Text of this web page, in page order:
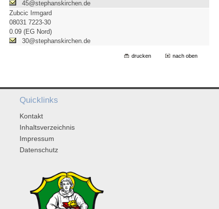
45@stephanskirchen.de
Zubcic Irmgard
08031 7223-30
0.09 (EG Nord)
30@stephanskirchen.de
drucken nach oben
Quicklinks
Kontakt
Inhaltsverzeichnis
Impressum
Datenschutz